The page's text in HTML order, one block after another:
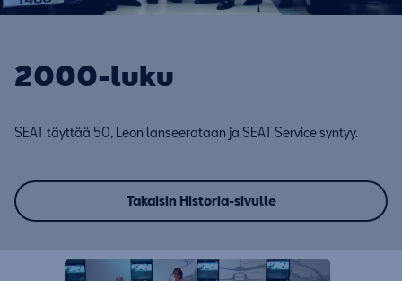
2000-luku
SEAT täyttää 50, Leon lanseerataan ja SEAT Service syntyy.
Takaisin Historia-sivulle